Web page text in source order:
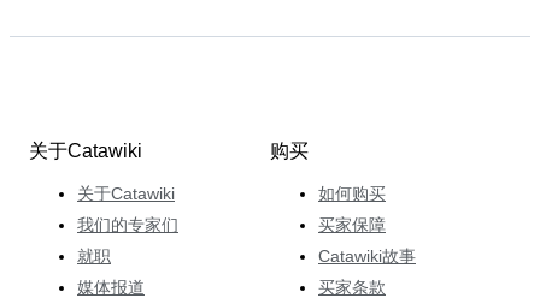
关于Catawiki
关于Catawiki
我们的专家们
就职
媒体报道
购买
如何购买
买家保障
Catawiki故事
买家条款